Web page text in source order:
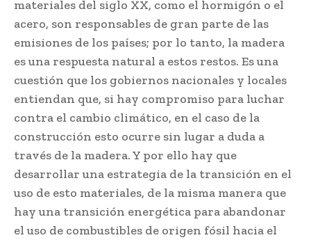
materiales del siglo XX, como el hormigón o el
acero, son responsables de gran parte de las
emisiones de los países; por lo tanto, la madera
es una respuesta natural a estos restos. Es una
cuestión que los gobiernos nacionales y locales
entiendan que, si hay compromiso para luchar
contra el cambio climático, en el caso de la
construcción esto ocurre sin lugar a duda a
través de la madera. Y por ello hay que
desarrollar una estrategia de la transición en el
uso de esto materiales, de la misma manera que
hay una transición energética para abandonar
el uso de combustibles de origen fósil hacia el